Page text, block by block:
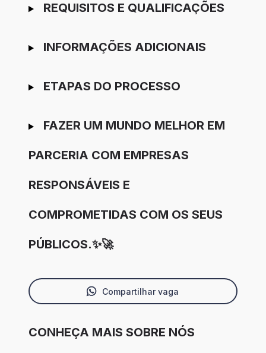
REQUISITOS E QUALIFICAÇÕES
INFORMAÇÕES ADICIONAIS
ETAPAS DO PROCESSO
FAZER UM MUNDO MELHOR EM
PARCERIA COM EMPRESAS
RESPONSÁVEIS E
COMPROMETIDAS COM OS SEUS
PÚBLICOS.✨🚀
Compartilhar vaga
CONHEÇA MAIS SOBRE NÓS